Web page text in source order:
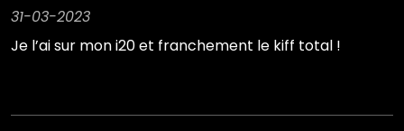
31-03-2023
Je l’ai sur mon i20 et franchement le kiff total !